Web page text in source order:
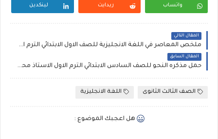
واتساب ريدايت لينكدين
المقال التالي
ملخص المعاصر في اللغة الانجليزية للصف الاول الابتدائي الترم الاول 2020
المقال السابق
حمل مذكره النحو للصف السادس الابتدائي الترم الاول الاستاذ محمد علي
الصف الثالث الثانوى اللغة الانجليزية
هل اعجبك الموضوع :